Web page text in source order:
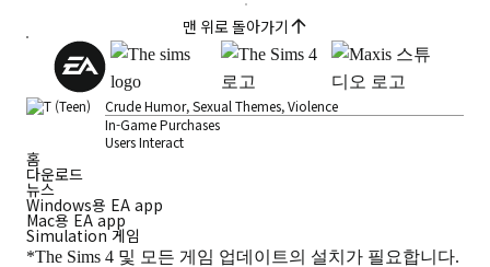
맨 위로 돌아가기
Crude Humor, Sexual Themes, Violence
In-Game Purchases
Users Interact
홈
다운로드
뉴스
Windows용 EA app
Mac용 EA app
Simulation 게임
*The Sims 4 및 모든 게임 업데이트의 설치가 필요합니다.